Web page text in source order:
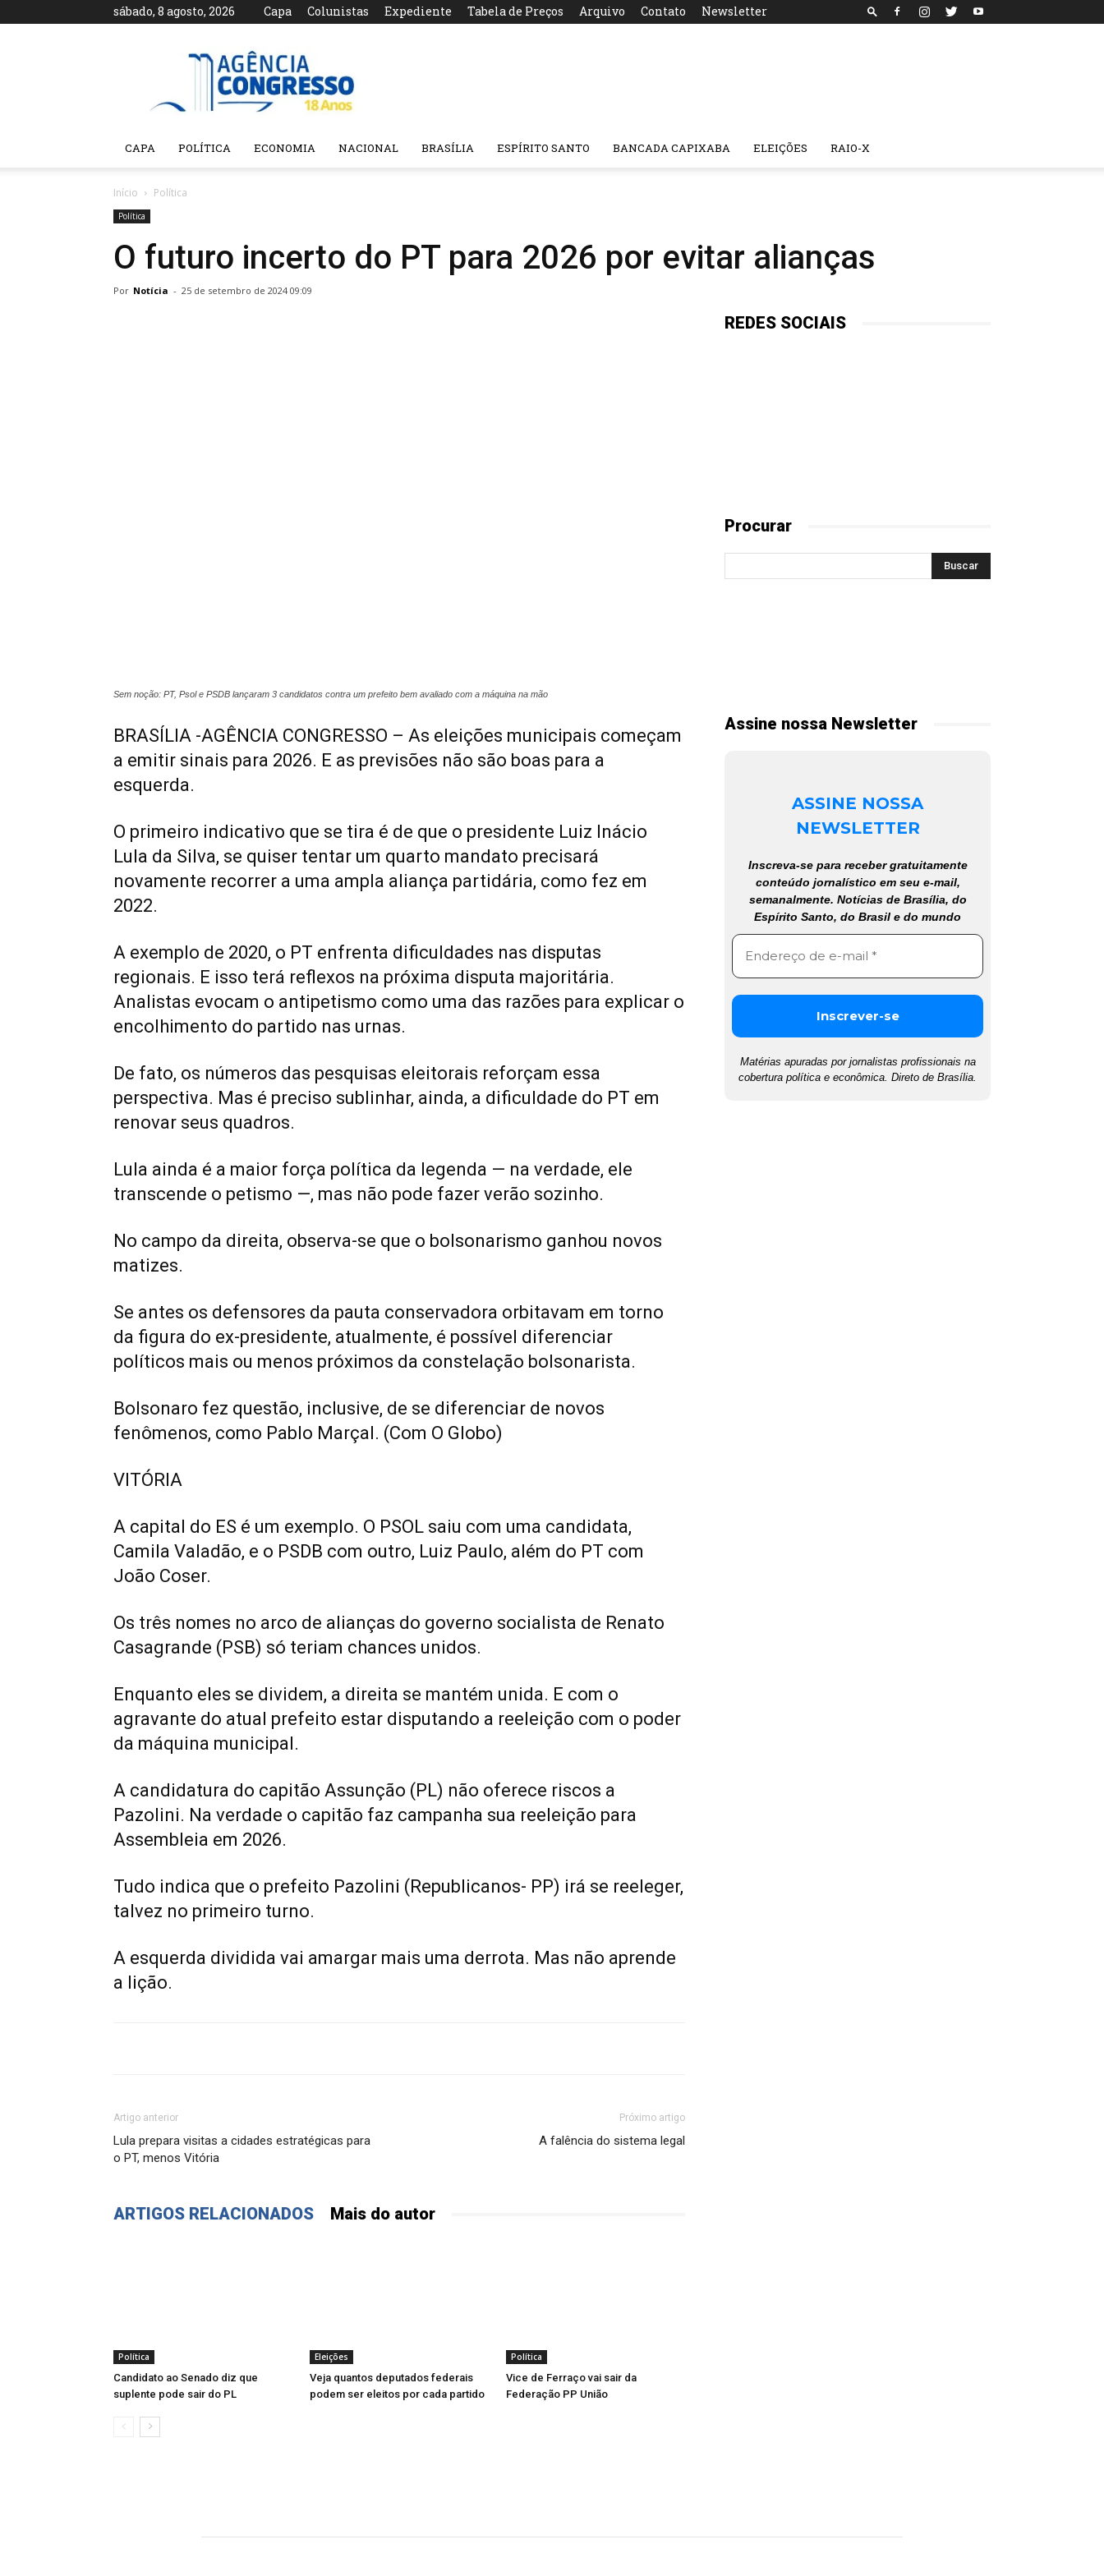
sábado, 8 agosto, 2026 Capa Colunistas Expediente Tabela de Preços Arquivo Contato Newsletter
Agência
CAPA POLÍTICA ECONOMIA NACIONAL BRASÍLIA ESPÍRITO SANTO BANCADA CAPIXABA ELEIÇÕES RAIO-X
Início Política
Política
O futuro incerto do PT para 2026 por evitar alianças
Por Notícia - 25 de setembro de 2024 09:09
Sem noção: PT, Psol e PSDB lançaram 3 candidatos contra um prefeito bem avaliado com a máquina na mão
BRASÍLIA -AGÊNCIA CONGRESSO – As eleições municipais começam
a emitir sinais para 2026. E as previsões não são boas para a
esquerda.
O primeiro indicativo que se tira é de que o presidente Luiz Inácio
Lula da Silva, se quiser tentar um quarto mandato precisará
novamente recorrer a uma ampla aliança partidária, como fez em
2022.
A exemplo de 2020, o PT enfrenta dificuldades nas disputas
regionais. E isso terá reflexos na próxima disputa majoritária.
Analistas evocam o antipetismo como uma das razões para explicar o
encolhimento do partido nas urnas.
De fato, os números das pesquisas eleitorais reforçam essa
perspectiva. Mas é preciso sublinhar, ainda, a dificuldade do PT em
renovar seus quadros.
Lula ainda é a maior força política da legenda — na verdade, ele
transcende o petismo —, mas não pode fazer verão sozinho.
No campo da direita, observa-se que o bolsonarismo ganhou novos
matizes.
Se antes os defensores da pauta conservadora orbitavam em torno
da figura do ex-presidente, atualmente, é possível diferenciar
políticos mais ou menos próximos da constelação bolsonarista.
Bolsonaro fez questão, inclusive, de se diferenciar de novos
fenômenos, como Pablo Marçal. (Com O Globo)
VITÓRIA
A capital do ES é um exemplo. O PSOL saiu com uma candidata,
Camila Valadão, e o PSDB com outro, Luiz Paulo, além do PT com
João Coser.
Os três nomes no arco de alianças do governo socialista de Renato
Casagrande (PSB) só teriam chances unidos.
Enquanto eles se dividem, a direita se mantém unida. E com o
agravante do atual prefeito estar disputando a reeleição com o poder
da máquina municipal.
A candidatura do capitão Assunção (PL) não oferece riscos a
Pazolini. Na verdade o capitão faz campanha sua reeleição para
Assembleia em 2026.
Tudo indica que o prefeito Pazolini (Republicanos- PP) irá se reeleger,
talvez no primeiro turno.
A esquerda dividida vai amargar mais uma derrota. Mas não aprende
a lição.
Artigo anterior
Lula prepara visitas a cidades estratégicas para
o PT, menos Vitória
Próximo artigo
A falência do sistema legal
ARTIGOS RELACIONADOS Mais do autor
Política
Candidato ao Senado diz que
suplente pode sair do PL
Eleições
Veja quantos deputados federais
podem ser eleitos por cada partido
Política
Vice de Ferraço vai sair da
Federação PP União
REDES SOCIAIS
Procurar
Assine nossa Newsletter
ASSINE NOSSA
NEWSLETTER
Inscreva-se para receber gratuitamente
conteúdo jornalístico em seu e-mail,
semanalmente. Notícias de Brasília, do
Espírito Santo, do Brasil e do mundo
Matérias apuradas por jornalistas profissionais na
cobertura política e econômica. Direto de Brasília.